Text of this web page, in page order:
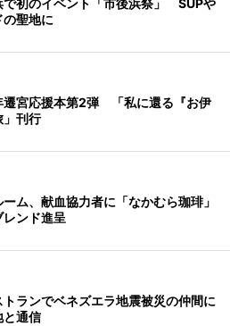
で初のイベント「市後浜祭」 SUPや
の聖地に
遷宮応援本第2弾 「私に還る『お伊
」刊行
ム、献血協力者に「なかむら珈琲」
ンド進呈
ランでベネズエラ地震被災の仲間に
通信